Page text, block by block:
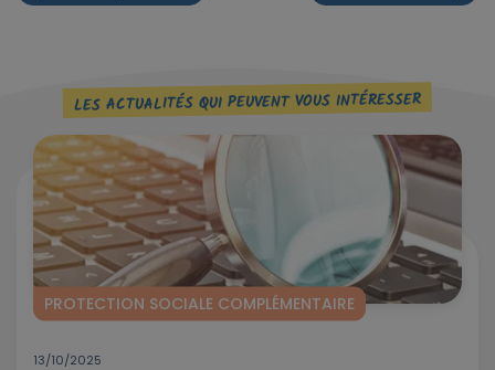
LES ACTUALITÉS QUI PEUVENT VOUS INTÉRESSER
PROTECTION SOCIALE COMPLÉMENTAIRE
13/10/2025